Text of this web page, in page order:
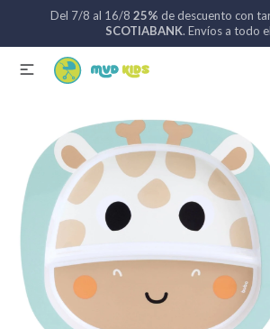
Del 7/8 al 16/8 25% de descuento con
SCOTIABANK. Envíos a todo
 Catálogo Nuevos ingresos
Coches de bebé
Sillas de auto
Lactancia